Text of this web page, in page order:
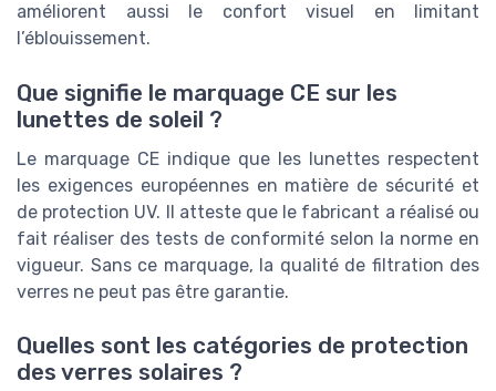
améliorent aussi le confort visuel en limitant
l’éblouissement.
Que signifie le marquage CE sur les
lunettes de soleil ?
Le marquage CE indique que les lunettes respectent
les exigences européennes en matière de sécurité et
de protection UV. Il atteste que le fabricant a réalisé ou
fait réaliser des tests de conformité selon la norme en
vigueur. Sans ce marquage, la qualité de filtration des
verres ne peut pas être garantie.
Quelles sont les catégories de protection
des verres solaires ?